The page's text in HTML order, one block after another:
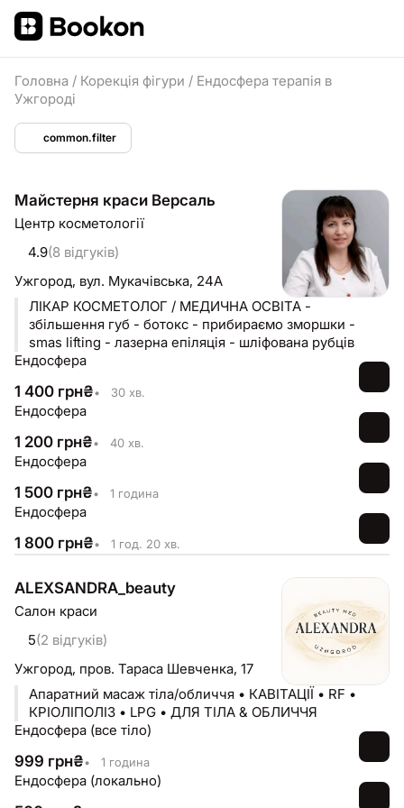
Головна / Корекція фігури / Ендосфера терапія в
Ужгороді
common.filter
Майстерня краси Версаль
Центр косметології
4.9(8 відгуків)
Ужгород, вул. Мукачівська, 24А
ЛІКАР КОСМЕТОЛОГ / МЕДИЧНА ОСВІТА -
збільшення губ - ботокс - прибираємо зморшки -
smas lifting - лазерна епіляція - шліфована рубців
Ендосфера
1 400 грн₴• 30 хв.
Ендосфера
1 200 грн₴• 40 хв.
Ендосфера
1 500 грн₴• 1 година
Ендосфера
1 800 грн₴• 1 год. 20 хв.
ALEXSANDRA_beauty
Салон краси
5(2 відгуків)
Ужгород, пров. Тараса Шевченка, 17
Апаратний масаж тіла/обличчя • КАВІТАЦІЇ • RF •
КРІОЛІПОЛІЗ • LPG • ДЛЯ ТІЛА & ОБЛИЧЧЯ
Ендосфера (все тіло)
999 грн₴• 1 година
Ендосфера (локально)